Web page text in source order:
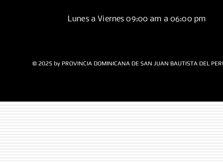
Lunes a Viernes 09:00 am a 06:00 pm
© 2025 by PROVINCIA DOMINICANA DE SAN JUAN BAUTISTA DEL